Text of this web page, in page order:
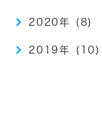
2020年 (8)
2019年 (10)